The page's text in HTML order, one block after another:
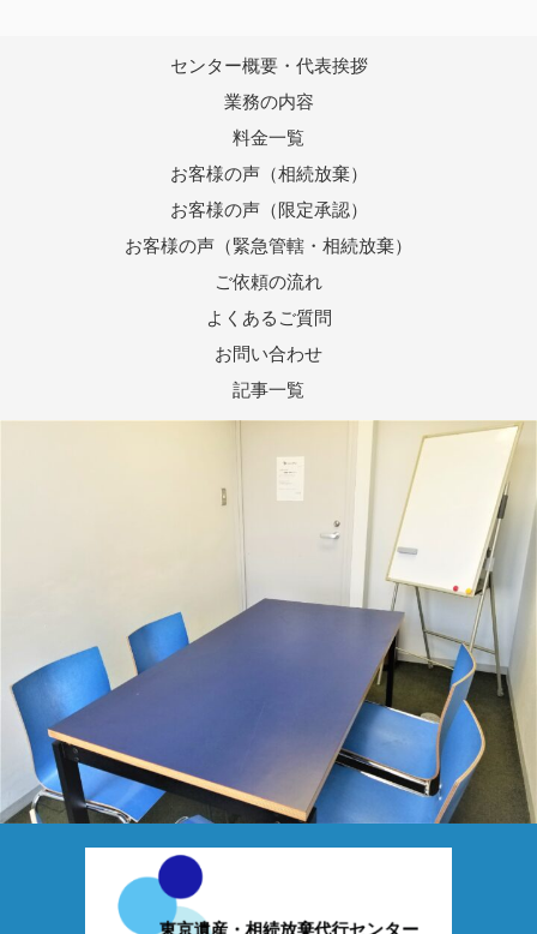
センター概要・代表挨拶
業務の内容
料金一覧
お客様の声（相続放棄）
お客様の声（限定承認）
お客様の声（緊急管轄・相続放棄）
ご依頼の流れ
よくあるご質問
お問い合わせ
記事一覧